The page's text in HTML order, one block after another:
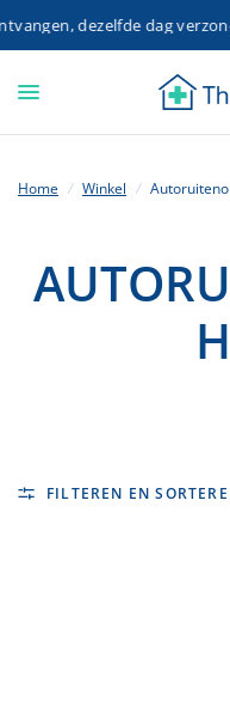
dezelfde dag
Home / Winkel /
FILTEREN EN